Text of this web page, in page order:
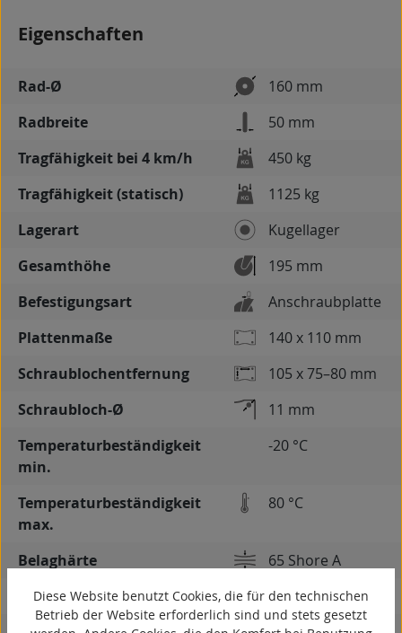
Eigenschaften
Rad-Ø
160 mm
Radbreite
50 mm
Tragfähigkeit bei 4 km/h
450 kg
Tragfähigkeit (statisch)
1125 kg
Lagerart
Kugellager
Gesamthöhe
195 mm
Befestigungsart
Anschraubplatte
Plattenmaße
140 x 110 mm
Schraublochentfernung
105 x 75–80 mm
Schraubloch-Ø
11 mm
Temperaturbeständigkeit
min.
-20 °C
Temperaturbeständigkeit
max.
80 °C
Belaghärte
65 Shore A
Gewicht
3,7 kg
Diese Website benutzt Cookies, die für den technischen
Betrieb der Website erforderlich sind und stets gesetzt